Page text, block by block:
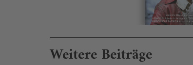
Weitere Beiträge